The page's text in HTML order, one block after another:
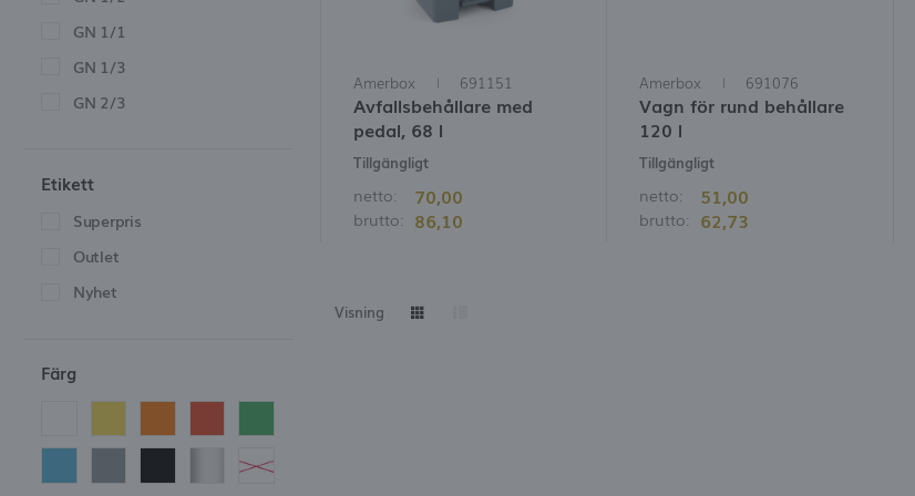
GN 1/1
GN 1/3
GN 2/3
Etikett
Superpris
Outlet
Nyhet
Färg
Amerbox 691151
Avfallsbehållare med
pedal, 68 l
Tillgängligt
netto: 70,00
brutto: 86,10
Amerbox 691076
Vagn för rund behållare
120 l
Tillgängligt
netto: 51,00
brutto: 62,73
Visning